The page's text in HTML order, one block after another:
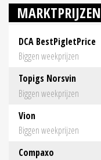
MARKTPRIJZEN
DCA BestPigletPrice
Biggen weekprijzen
Topigs Norsvin
Biggen weekprijzen
Vion
Biggen weekprijzen
Compaxo